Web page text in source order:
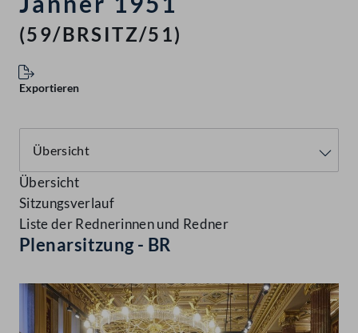
(59/BRSITZ/51)
Exportieren
Übersicht
Sitzungsverlauf
Liste der Rednerinnen und Redner
Plenarsitzung - BR